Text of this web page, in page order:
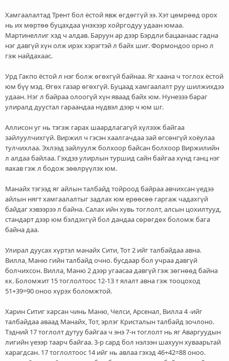
Хамгаалалтад Трент бол ёстой явж өгдөггүй ээ. Хэт цөмрөөд орох
нь их мөртөө буцахдаа үнэхээр хойргодуу удаан юмаа.
Мартинеллиг хэд ч алдав. Баруун ар дээр Бэрдли бацаанаас гадна
нэг давгүй хүн олж ирэх хэрэгтэй л байх шиг. Формондоо орно л
гэж найдахаас.
Урд Гакпо ёстой л нэг болж өгөхгүй байнаа. Яг хаана ч тоглох ёстой
юм бүү мэд. Өгөх газар өгөхгүй. Буцаад хамгаалалт руу шилжихдээ
удаан. Нэг л байраа олоогүй хүн яваад байх юм. Нунезээ бараг
улиралд дуустал гараандаа нүдвэл дээр ч юм шг.
Аллисон уг нь тэгэж гарах шаардлагагүй хүлээж байгаа
зайлуулчихгүй. Виржил ч гэсэн хаалгачдаа зай өгсөнгүй хоёулаа
тулчихлаа. Эхлээд зайлуулж болхоор байсан болхоор Виржилийн
л алдаа байлаа. Гэхдээ улирлын туршид сайн байгаа хүнд ганц нэг
яахав гэж л бодож зөөлрүүлэх юм.
Манайх тэгээд яг айлын талбайд тойроод байраа авчихсан үедээ
айлын нягт хамгаалалтыг задлах юм ерөөсөө гаргаж чадахгүй
байдаг хэвээрээ л байна. Салах ийн хувь тоглолт, алсын цохилтууд,
стандарт дээр юм бэлдэхгүй бол дандаа сөрөгдөх боломж бага
байна даа.
Улирал дуусах хүртэл манайх Сити, Тот 2 ийг талбайдаа авна.
Вилла, Маню гийн талбайд очно. бусдаар бол учраа давгүй
болчихсон. Вилла, Маню 2 дээр угаасаа давгүй гэж зөгнөөд байна
кк. Боломжит 15 тоглолтоос 12-13 т ялалт авна гэж тооцоход
51+39=90 оноо хүрэх боломжтой.
Харин Ситиг харсан чинь Маню, Челси, Арсенал, Вилла 4 -ийг
талбайдаа аваад Манайх, Тот, эрлэг Кристалын талбайд зочлоно.
Тэдний 17 тоглолт дутуу байгаа ч энэ 7-н тоглолт нь яг Аваргуудын
лигийн үеээр таарч байгаа. 3-р сард бол нэлээн шахуун хуваарьтай
харагдсан. 17 тоглолтоос 14 ийг нь авлаа гэхэд 46+42=88 оноо.